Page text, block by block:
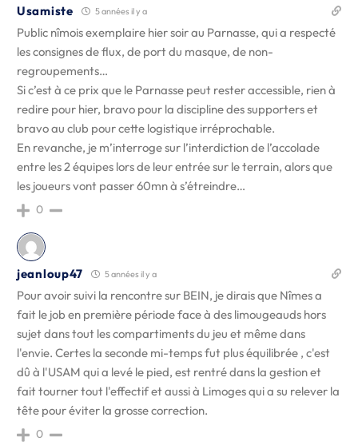
Usamiste 5 années il y a
Public nîmois exemplaire hier soir au Parnasse, qui a respecté
les consignes de flux, de port du masque, de non-
regroupements…
Si c’est à ce prix que le Parnasse peut rester accessible, rien à
redire pour hier, bravo pour la discipline des supporters et
bravo au club pour cette logistique irréprochable.
En revanche, je m’interroge sur l’interdiction de l’accolade
entre les 2 équipes lors de leur entrée sur le terrain, alors que
les joueurs vont passer 60mn à s’étreindre…
0
jeanloup47 5 années il y a
Pour avoir suivi la rencontre sur BEIN, je dirais que Nîmes a
fait le job en première période face à des limougeauds hors
sujet dans tout les compartiments du jeu et même dans
l'envie. Certes la seconde mi-temps fut plus équilibrée , c'est
dû à l'USAM qui a levé le pied, est rentré dans la gestion et
fait tourner tout l'effectif et aussi à Limoges qui a su relever la
tête pour éviter la grosse correction.
0